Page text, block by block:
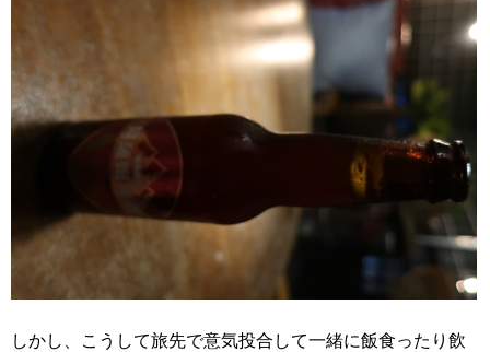
しかし、こうして旅先で意気投合して一緒に飯食ったり飲